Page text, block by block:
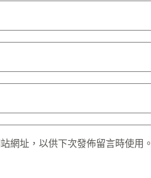
網址，以供下次發佈留言時使用。